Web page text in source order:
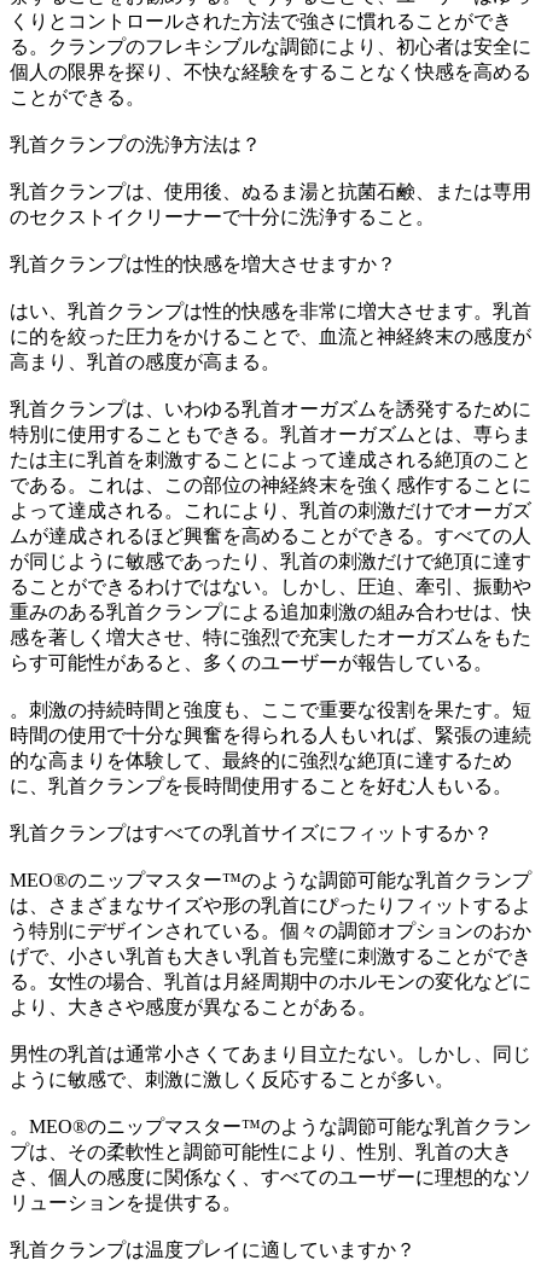
くりとコントロールされた方法で強さに慣れることができ
る。クランプのフレキシブルな調節により、初心者は安全に
個人の限界を探り、不快な経験をすることなく快感を高める
ことができる。
乳首クランプの洗浄方法は？
乳首クランプは、使用後、ぬるま湯と抗菌石鹸、または専用
のセクストイクリーナーで十分に洗浄すること。
乳首クランプは性的快感を増大させますか？
はい、乳首クランプは性的快感を非常に増大させます。乳首
に的を絞った圧力をかけることで、血流と神経終末の感度が
高まり、乳首の感度が高まる。
乳首クランプは、いわゆる乳首オーガズムを誘発するために
特別に使用することもできる。乳首オーガズムとは、専らま
たは主に乳首を刺激することによって達成される絶頂のこと
である。これは、この部位の神経終末を強く感作することに
よって達成される。これにより、乳首の刺激だけでオーガズ
ムが達成されるほど興奮を高めることができる。すべての人
が同じように敏感であったり、乳首の刺激だけで絶頂に達す
ることができるわけではない。しかし、圧迫、牽引、振動や
重みのある乳首クランプによる追加刺激の組み合わせは、快
感を著しく増大させ、特に強烈で充実したオーガズムをもた
らす可能性があると、多くのユーザーが報告している。
。刺激の持続時間と強度も、ここで重要な役割を果たす。短
時間の使用で十分な興奮を得られる人もいれば、緊張の連続
的な高まりを体験して、最終的に強烈な絶頂に達するため
に、乳首クランプを長時間使用することを好む人もいる。
乳首クランプはすべての乳首サイズにフィットするか？
MEO®のニップマスター™のような調節可能な乳首クランプ
は、さまざまなサイズや形の乳首にぴったりフィットするよ
う特別にデザインされている。個々の調節オプションのおか
げで、小さい乳首も大きい乳首も完璧に刺激することができ
る。女性の場合、乳首は月経周期中のホルモンの変化などに
より、大きさや感度が異なることがある。
男性の乳首は通常小さくてあまり目立たない。しかし、同じ
ように敏感で、刺激に激しく反応することが多い。
。MEO®のニップマスター™のような調節可能な乳首クラン
プは、その柔軟性と調節可能性により、性別、乳首の大き
さ、個人の感度に関係なく、すべてのユーザーに理想的なソ
リューションを提供する。
乳首クランプは温度プレイに適していますか？